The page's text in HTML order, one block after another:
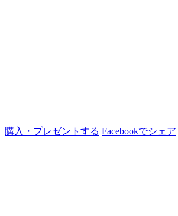
購入・プレゼントする Facebookでシェア